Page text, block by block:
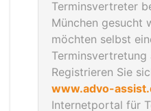
Terminsvertreter
München gesucht
möchten selbst
Terminsvertretung
Registrieren Sie
www.advo-
Internetportal für